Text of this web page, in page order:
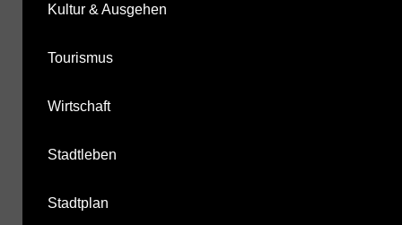
Kultur & Ausgehen
Tourismus
Wirtschaft
Stadtleben
Stadtplan